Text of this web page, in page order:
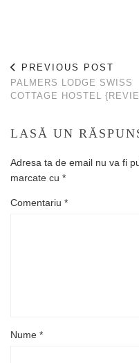
PREVIOUS POST
PALMERS LODGE SWISS
COTTAGE HOSTEL
LASĂ UN
Adresa ta de email nu va fi
marcate cu *
Comentariu *
Nume *